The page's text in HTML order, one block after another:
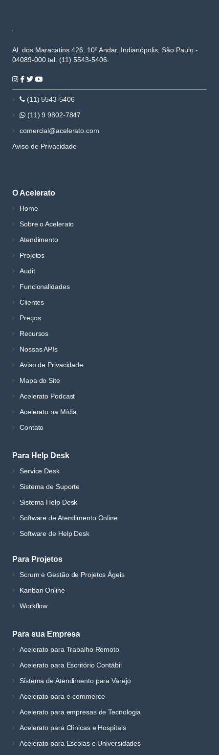
Al. dos Maracatins 426, 10º Andar, Indianópolis, São Paulo -
04089-000 tel. (11) 5543-5406.
(11) 5543-5406
(11) 9 9802-7847
comercial@acelerato.com
Aviso de Privacidade
O Acelerato
Home
Sobre o Acelerato
Atendimento
Projetos
Audit
Funcionalidades
Clientes
Preços
Recursos
Nossas APIs
Aviso de Privacidade
Mapa do Site
Acelerato Podcast
Acelerato na Mídia
Contato
Para Help Desk
Service Desk
Sistema de Suporte
Sistema Help Desk
Software de Atendimento Online
Software de Help Desk
Para Projetos
Scrum e Gestão de Projetos Ágeis
Kanban Online
Workflow
Para sua Empresa
Acelerato para Trabalho Remoto
Acelerato para Escritório Contábil
Sistema de Atendimento para Varejo
Acelerato para e-commerce
Acelerato para empresas de Tecnologia
Acelerato para Clínicas e Hospitais
Acelerato para Escolas e Universidades